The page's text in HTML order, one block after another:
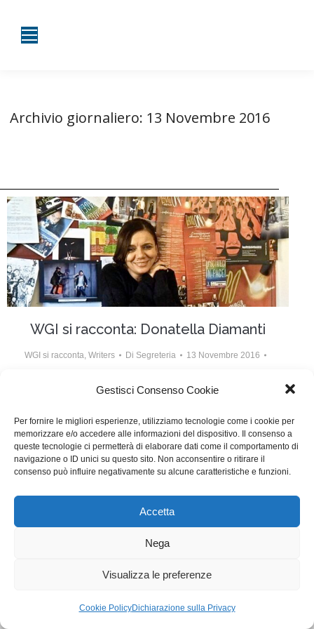
Gestisci Consenso Cookie
Per fornire le migliori esperienze, utilizziamo tecnologie come i cookie per
memorizzare e/o accedere alle informazioni del dispositivo. Il consenso a
queste tecnologie ci permetterà di elaborare dati come il comportamento di
navigazione o ID unici su questo sito. Non acconsentire o ritirare il
consenso può influire negativamente su alcune caratteristiche e funzioni.
Accetta
Nega
Visualizza le preferenze
Cookie PolicyDichiarazione sulla Privacy
Archivio giornaliero: 13 Novembre 2016
WGI si racconta: Donatella Diamanti
WGI si racconta Writers Di Segreteria 13 Novembre 2016
sceneggiatrice, è da quasi cinque anni direttrice della
Casa del Teatro e dell’Immaginario di Cascina. Da
giugno il suo ruolo viene contestato…
WGI - Tutti i diritti riservati © 2021
Via Adolfo Albertazzi 19, 00137 Roma
+39 347 2461036
segreteria@writersguilditalia.it
Concept: Annamaria De Paola - Realizzazione: